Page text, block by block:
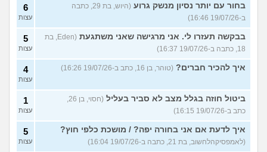
בחור עם יותר נסיון מנשק גרוע
(היוש, בת 29, כתבה
ב-19/07/26 16:46)
6
עצות
בבקשה תעזרו לי. אני מרגישה שאני משתגעת
(Eden, בת
18, כתבה ב-19/07/26 16:37)
5
עצות
איך להכיר חברים? (טוהר, בן 16, כתב ב-19/07/26 16:26) 4
עצות
ביטול חוזה בגלל מצב לא סביר בעליל
כתב ב-19/07/26 16:15)
1
עצות
איך לדעת אם אני בחורה יפה? / מושכת כלפי חוץ?
(לאמפסיקהלחשוב, בת 21, כתבה ב-19/07/26 16:04)
5
עצות